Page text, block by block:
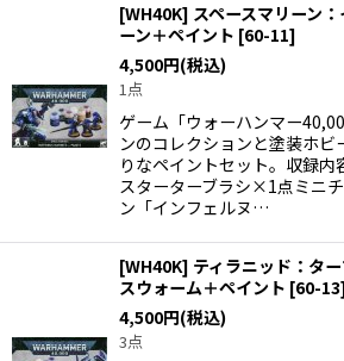
[WH40K] スペースマリーン
ーン＋ペイント [60-11]
4,500円(税込)
1点
ゲーム「ウォーハンマー
ンのコレクションと塗装ホビ
りなペイントセット。収録内
スターターブラシ×1点ミニ
ン「インフェルヌ…
[WH40K] ティラニッド：タ
スウォーム＋ペイント [60-13
4,500円(税込)
3点